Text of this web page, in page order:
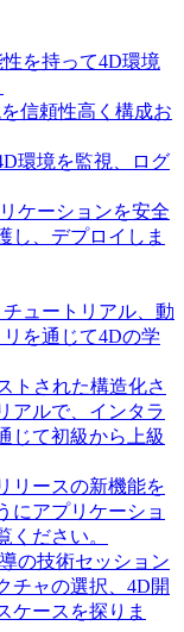
を持って4D環境
信頼性高く構成お
環境を監視、ログ
ケーションを安全
し、デプロイしま
ュートリアル、動
を通じて4Dの学
トされた構造化さ
アルで、インタラ
じて初級から上級
リースの新機能を
にアプリケーショ
ください。
の技術セッション
チャの選択、4D開
ケースを探りま